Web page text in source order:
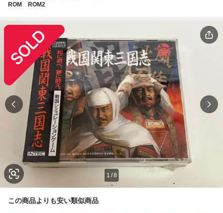
ROM ROM2
1 /8
この商品よりも安い類似商品